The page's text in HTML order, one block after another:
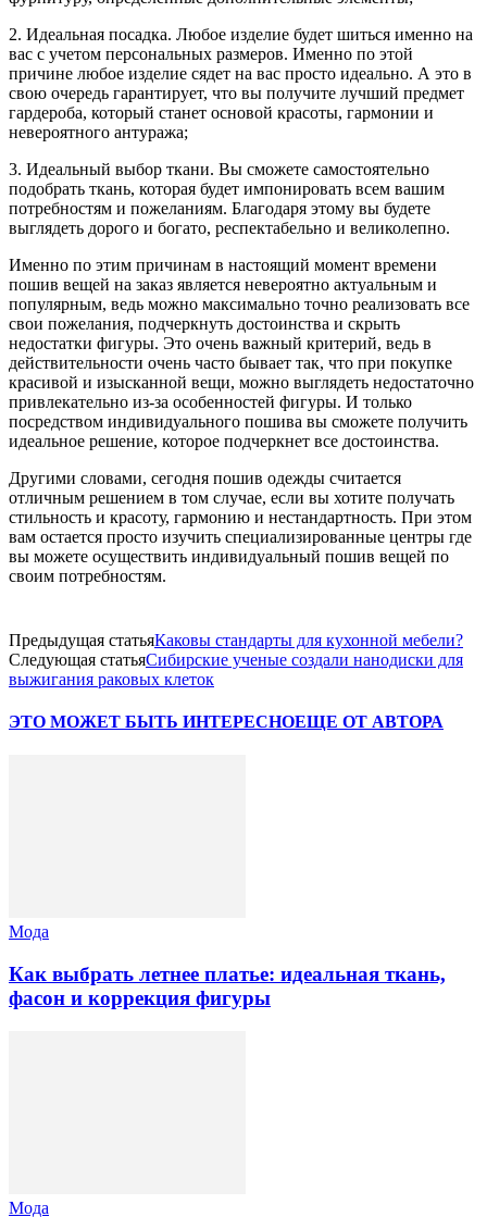
2. Идеальная посадка. Любое изделие будет шиться именно на
вас с учетом персональных размеров. Именно по этой
причине любое изделие сядет на вас просто идеально. А это в
свою очередь гарантирует, что вы получите лучший предмет
гардероба, который станет основой красоты, гармонии и
невероятного антуража;
3. Идеальный выбор ткани. Вы сможете самостоятельно
подобрать ткань, которая будет импонировать всем вашим
потребностям и пожеланиям. Благодаря этому вы будете
выглядеть дорого и богато, респектабельно и великолепно.
Именно по этим причинам в настоящий момент времени
пошив вещей на заказ является невероятно актуальным и
популярным, ведь можно максимально точно реализовать все
свои пожелания, подчеркнуть достоинства и скрыть
недостатки фигуры. Это очень важный критерий, ведь в
действительности очень часто бывает так, что при покупке
красивой и изысканной вещи, можно выглядеть недостаточно
привлекательно из-за особенностей фигуры. И только
посредством индивидуального пошива вы сможете получить
идеальное решение, которое подчеркнет все достоинства.
Другими словами, сегодня пошив одежды считается
отличным решением в том случае, если вы хотите получать
стильность и красоту, гармонию и нестандартность. При этом
вам остается просто изучить специализированные центры где
вы можете осуществить индивидуальный пошив вещей по
своим потребностям.
Предыдущая статьяКаковы стандарты для кухонной мебели?
Следующая статьяСибирские ученые создали нанодиски для
выжигания раковых клеток
ЭТО МОЖЕТ БЫТЬ ИНТЕРЕСНОЕЩЕ ОТ АВТОРА
Мода
Как выбрать летнее платье: идеальная ткань,
фасон и коррекция фигуры
Мода